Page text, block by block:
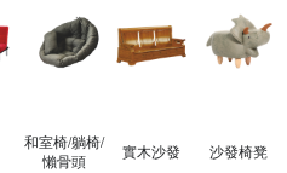
和室椅/躺椅/
懶骨頭
實木沙發 沙發椅凳